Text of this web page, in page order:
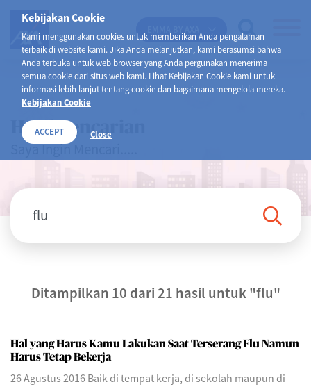
Kebijakan Cookie
Kami menggunakan cookies untuk memberikan Anda pengalaman
terbaik di website kami. Jika Anda melanjutkan, kami berasumsi bahwa
Anda terbuka untuk web browser yang Anda pergunakan menerima
semua cookie dari situs web kami. Lihat Kebijakan Cookie kami untuk
informasi lebih lanjut tentang cookie dan bagaimana mengelola mereka.
Kebijakan Cookie
ACCEPT Close
Hasil Pencarian
Saya Ingin Mencari.....
Ditampilkan 10 dari 21 hasil untuk"flu"
Hal yang Harus Kamu Lakukan Saat Terserang Flu Namun
Harus Tetap Bekerja
26 Agustus 2016 Baik di tempat kerja, di sekolah maupun di